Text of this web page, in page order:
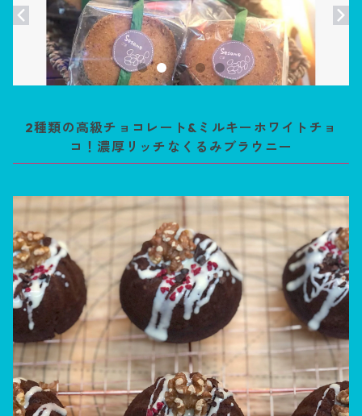
2種類の高級チョコレート&ミルキーホワイトチョ
コ！濃厚リッチなくるみブラウニー